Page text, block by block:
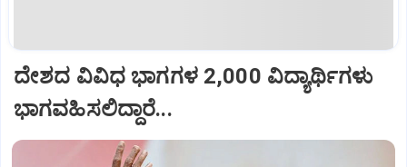
ದೇಶದ ವಿವಿಧ ಭಾಗಗಳ 2,000 ವಿದ್ಯಾರ್ಥಿಗಳು
ಭಾಗವಹಿಸಲಿದ್ದಾರೆ...